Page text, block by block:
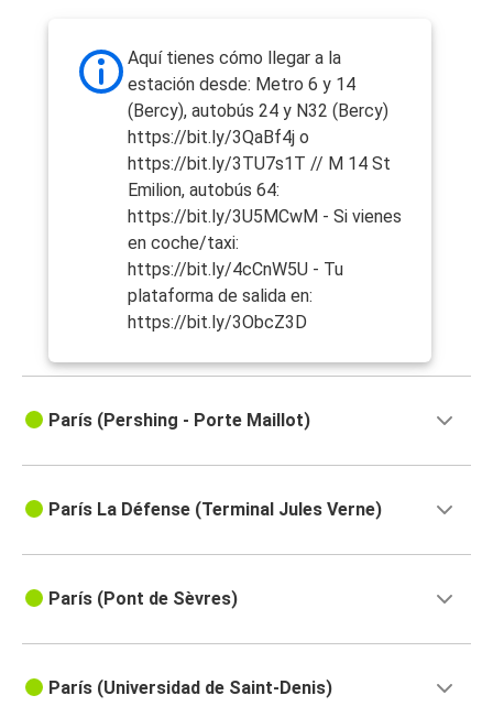
Aquí tienes cómo llegar a la
estación desde: Metro 6 y 14
(Bercy), autobús 24 y N32 (Bercy)
https://bit.ly/3QaBf4j o
https://bit.ly/3TU7s1T // M 14 St
Emilion, autobús 64:
https://bit.ly/3U5MCwM - Si vienes
en coche/taxi:
https://bit.ly/4cCnW5U - Tu
plataforma de salida en:
https://bit.ly/3ObcZ3D
París (Pershing - Porte Maillot)
París La Défense (Terminal Jules Verne)
París (Pont de Sèvres)
París (Universidad de Saint-Denis)